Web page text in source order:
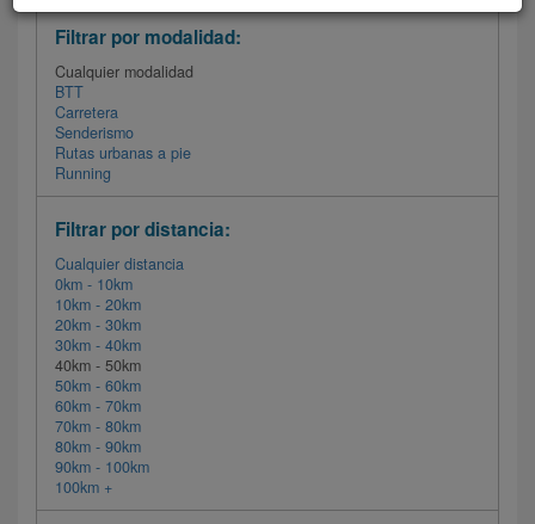
Filtrar por modalidad:
Cualquier modalidad
BTT
Carretera
Senderismo
Rutas urbanas a pie
Running
Filtrar por distancia:
Cualquier distancia
0km - 10km
10km - 20km
20km - 30km
30km - 40km
40km - 50km
50km - 60km
60km - 70km
70km - 80km
80km - 90km
90km - 100km
100km +